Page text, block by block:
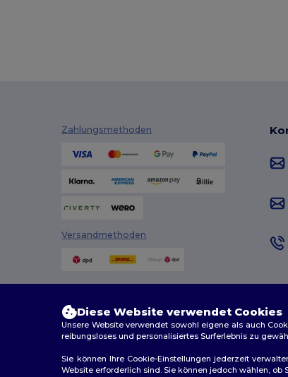
Zahlungsmethoden
Versandmethoden
Diese Website verwendet Cookies
Unsere Website verwendet sowohl eigene als auch
reibungsloses und personalisiertes Surferlebnis zu
Sie können Ihre Cookie-Einstellungen jederzeit
Website erforderlich sind. Sie können jedoch wählen,